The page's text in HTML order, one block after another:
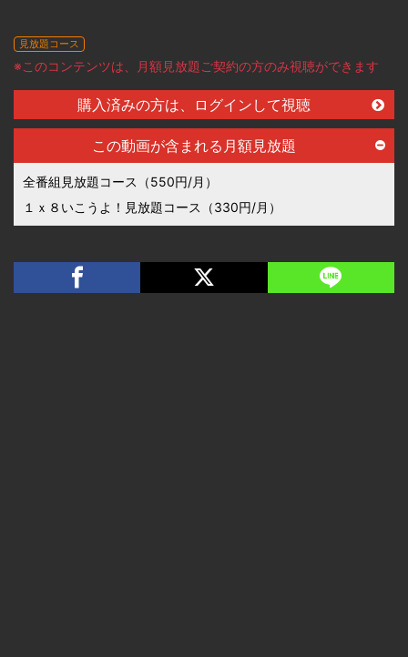
見放題コース
※このコンテンツは、月額見放題ご契約の方のみ視聴ができます
購入済みの方は、ログインして視聴
この動画が含まれる月額見放題
全番組見放題コース（550円/月）
１ｘ８いこうよ！見放題コース（330円/月）